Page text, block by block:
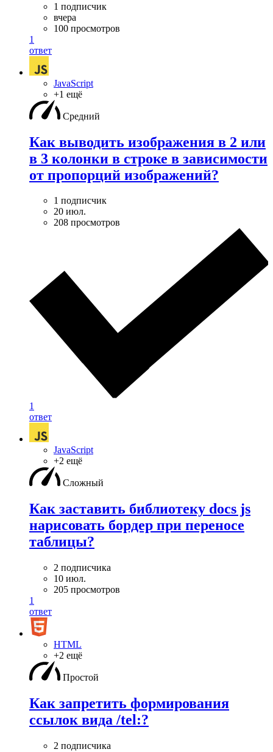
1 подписчик
вчера
100 просмотров
1
ответ
JavaScript
+1 ещё
Средний
Как выводить изображения в 2 или
в 3 колонки в строке в зависимости
от пропорций изображений?
1 подписчик
20 июл.
208 просмотров
1
ответ
JavaScript
+2 ещё
Сложный
Как заставить библиотеку docs js
нарисовать бордер при переносе
таблицы?
2 подписчика
10 июл.
205 просмотров
1
ответ
HTML
+2 ещё
Простой
Как запретить формирования
ссылок вида /tel:?
2 подписчика